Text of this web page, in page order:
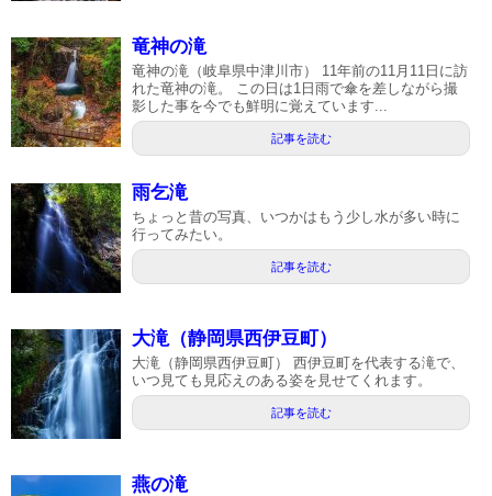
竜神の滝
竜神の滝（岐阜県中津川市） 11年前の11月11日に訪
れた竜神の滝。 この日は1日雨で傘を差しながら撮
影した事を今でも鮮明に覚えています...
記事を読む
雨乞滝
ちょっと昔の写真、いつかはもう少し水が多い時に
行ってみたい。
記事を読む
大滝（静岡県西伊豆町）
大滝（静岡県西伊豆町） 西伊豆町を代表する滝で、
いつ見ても見応えのある姿を見せてくれます。
記事を読む
燕の滝